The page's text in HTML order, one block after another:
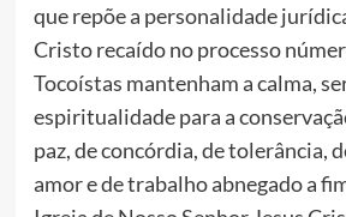
que repõe a personalidade
Cristo recaído no processo
Tocoístas mantenham a calma,
espiritualidade para a
paz, de concórdia, de tolerância,
amor e de trabalho abnegado a